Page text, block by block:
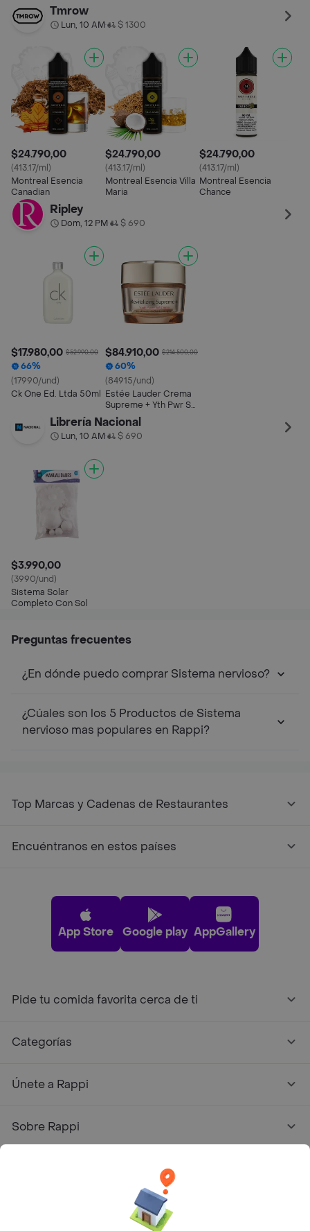
Tmrow
Lun, 10 AM• $ 1300
$24.790,00
(413.17/ml)
Montreal Esencia
Canadian
$24.790,00
(413.17/ml)
Montreal Esencia Villa
Maria
$24.790,00
(413.17/ml)
Montreal Esencia
Chance
Ripley
Dom, 12 PM• $ 690
$17.980,00 $52.990,00
66%
(17990/und)
Ck One Ed. Ltda 50ml
$84.910,00 $214.500,00
60%
(84915/und)
Estée Lauder Crema
Supreme + Yth Pwr Sft
Librería Nacional
Lun, 10 AM• $ 690
$3.990,00
(3990/und)
Sistema Solar
Completo Con Sol
Preguntas frecuentes
¿En dónde puedo comprar Sistema nervioso?
¿Cúales son los 5 Productos de Sistema
nervioso mas populares en Rappi?
Top Marcas y Cadenas de Restaurantes
Encuéntranos en estos países
App Store Google play AppGallery
Pide tu comida favorita cerca de ti
Categorías
Únete a Rappi
Sobre Rappi
Facebook
TwitterInstagram
Rappi Inc. All rights reserved.